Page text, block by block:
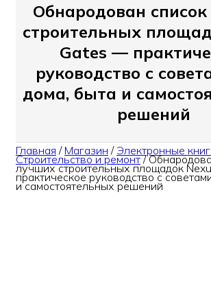
Обнародован
строительных
Gates —
руководство с
дома, быта и
решений
Главная / Магазин / Электронные
Строительство и ремонт/
лучших строительных площадок
практическое руководство с
и самостоятельных решений